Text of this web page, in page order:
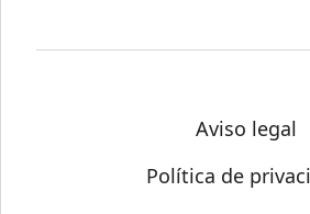
Aviso legal
Política de